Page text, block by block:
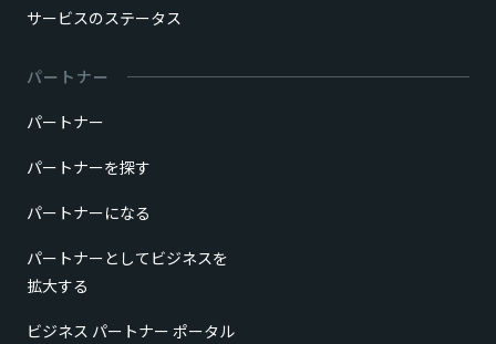
サービスのステータス
パートナー
パートナー
パートナーを探す
パートナーになる
パートナーとしてビジネスを
拡大する
ビジネス パートナー ポータル